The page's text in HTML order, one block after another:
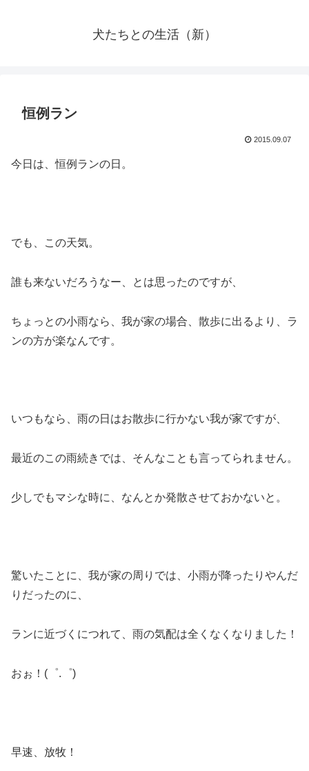
犬たちとの生活（新）
恒例ラン
2015.09.07
今日は、恒例ランの日。
でも、この天気。
誰も来ないだろうなー、とは思ったのですが、
ちょっとの小雨なら、我が家の場合、散歩に出るより、ラ
ンの方が楽なんです。
いつもなら、雨の日はお散歩に行かない我が家ですが、
最近のこの雨続きでは、そんなことも言ってられません。
少しでもマシな時に、なんとか発散させておかないと。
驚いたことに、我が家の周りでは、小雨が降ったりやんだ
りだったのに、
ランに近づくにつれて、雨の気配は全くなくなりました！
おぉ！(゜.゜)
早速、放牧！